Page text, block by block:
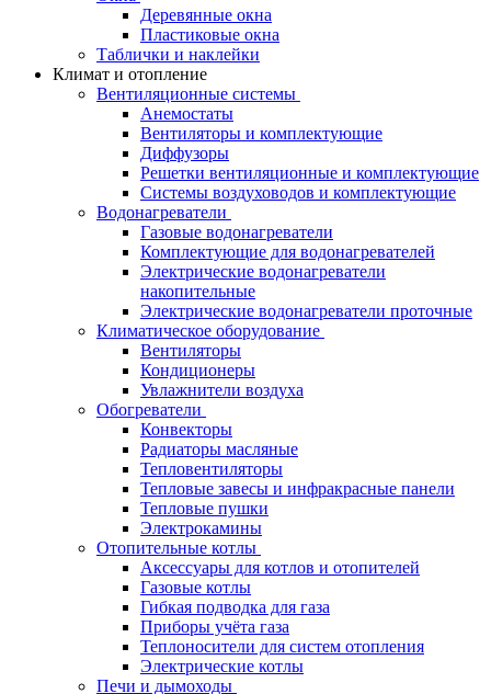
Деревянные окна
Пластиковые окна
Таблички и наклейки
Климат и отопление
Вентиляционные системы
Анемостаты
Вентиляторы и комплектующие
Диффузоры
Решетки вентиляционные и комплектующие
Системы воздуховодов и комплектующие
Водонагреватели
Газовые водонагреватели
Комплектующие для водонагревателей
Электрические водонагреватели
накопительные
Электрические водонагреватели проточные
Климатическое оборудование
Вентиляторы
Кондиционеры
Увлажнители воздуха
Обогреватели
Конвекторы
Радиаторы масляные
Тепловентиляторы
Тепловые завесы и инфракрасные панели
Тепловые пушки
Электрокамины
Отопительные котлы
Аксессуары для котлов и отопителей
Газовые котлы
Гибкая подводка для газа
Приборы учёта газа
Теплоносители для систем отопления
Электрические котлы
Печи и дымоходы